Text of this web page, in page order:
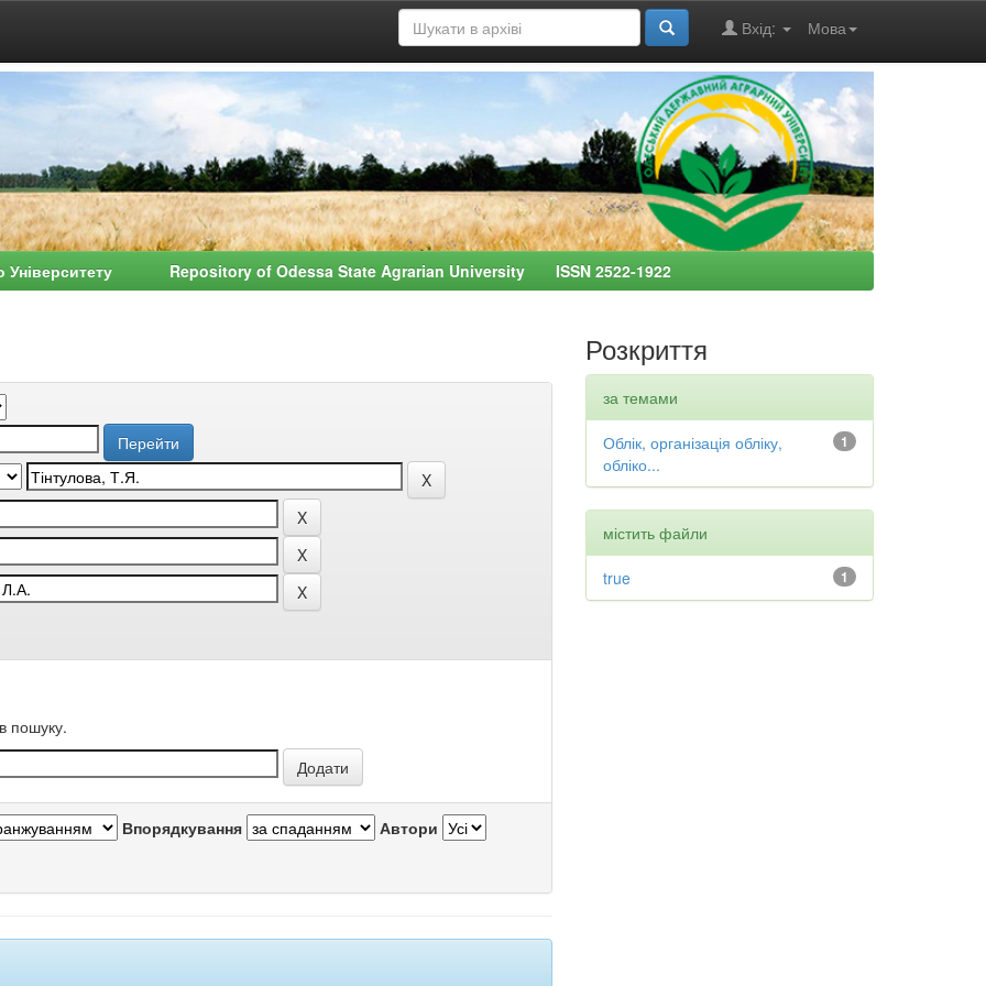
Мова
Вхід:
Університету Repository of Odessa State Agrarian University ISSN 2522-1922
пошуку.
Впорядкування Автори
Розкриття
за темами
1
Облік, організація обліку,
обліко...
містить файли
1
true